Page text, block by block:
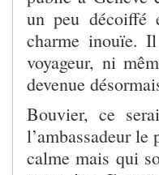
un peu décoiffé
charme inouïe.
voyageur, ni
devenue
Bouvier, ce
l’ambassadeur
calme mais qui